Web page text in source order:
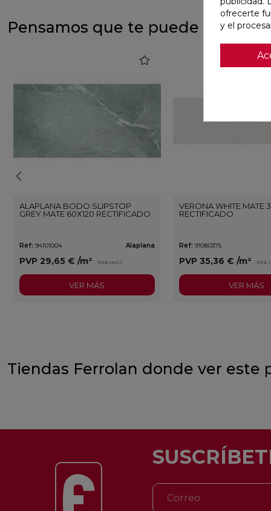
Pensamos que te puede
ALAPLANA BODO SLIPSTOP
GREY MATE 60X120 RECTIFICADO
Ref: 94101004 Alaplana
PVP 29,65 € /m² (IVA incl.)
favorite
VER MÁS
VERONA WHITE MATE
RECTIFICADO
Ref: 91080375
PVP 35,36 € /m² (IVA
VER MÁS
Tiendas Ferrolan donde ver este
ofrecerte
y el